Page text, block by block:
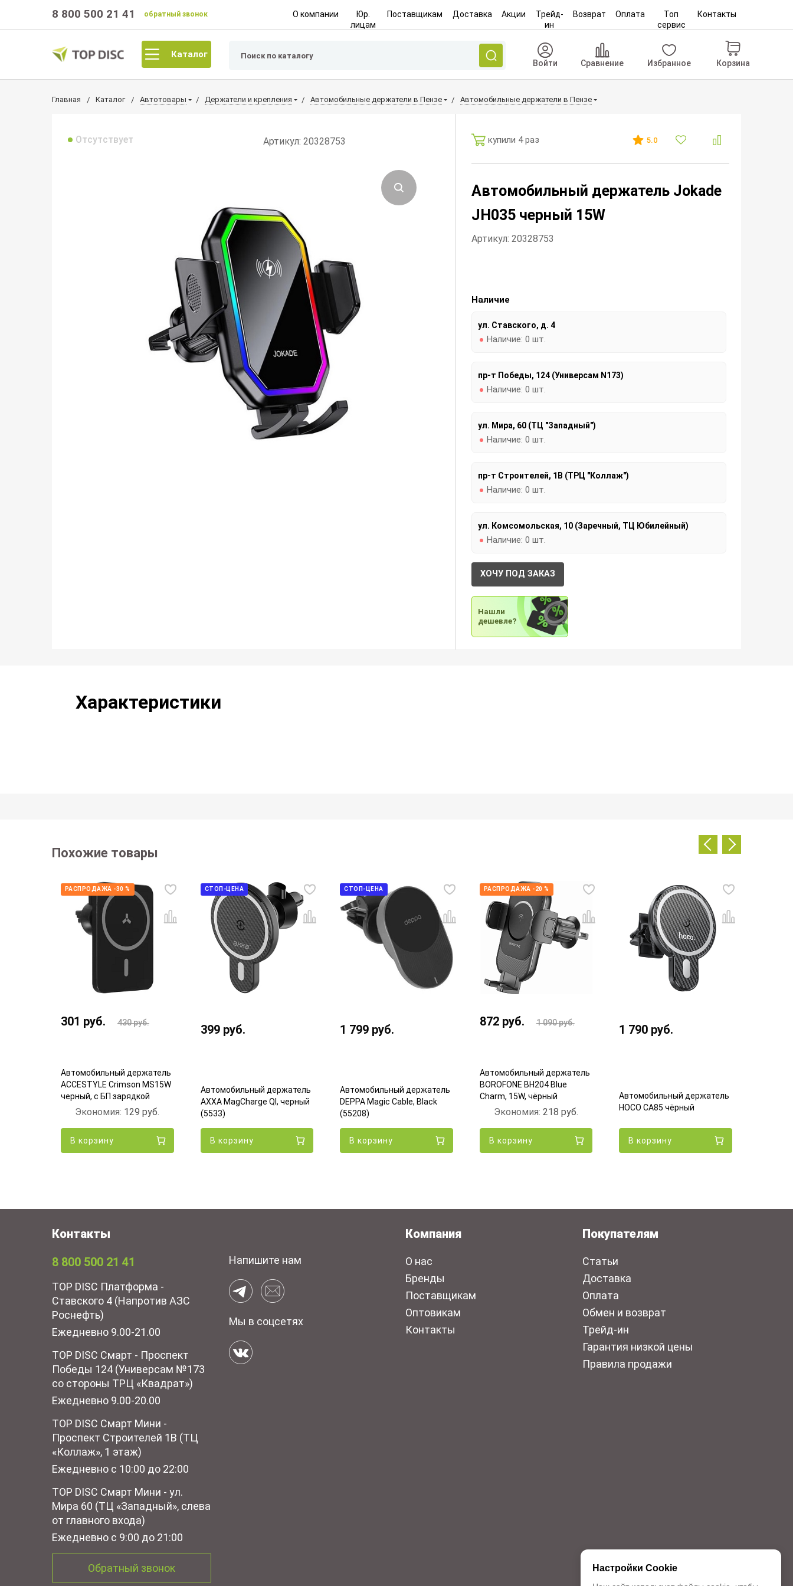
8 800 500 21 41 обратный звонок О компании
Юр.
лицам
Поставщикам Доставка Акции
Трейд-
ин
Возврат Оплата
Топ
сервис
Контакты
Каталог
Войти Сравнение Избранное Корзина
Главная Каталог Автотовары Держатели и крепления Автомобильные держатели в Пензе Автомобильные держатели в Пензе
Отсутствует Артикул: 20328753 купили 4 раз 5.0
Автомобильный держатель Jokade
JH035 черный 15W
Артикул: 20328753
Наличие
ул. Ставского, д. 4
Наличие: 0 шт.
пр-т Победы, 124 (Универсам N173)
Наличие: 0 шт.
ул. Мира, 60 (ТЦ "Западный")
Наличие: 0 шт.
пр-т Строителей, 1В (ТРЦ "Коллаж")
Наличие: 0 шт.
ул. Комсомольская, 10 (Заречный, ТЦ Юбилейный)
Наличие: 0 шт.
ХОЧУ ПОД ЗАКАЗ
Нашли
дешевле?
Характеристики
Похожие товары
РАСПРОДАЖА -30 %
301 руб. 430руб.
Автомобильный держатель
ACCESTYLE Crimson MS15W
черный, с БП зарядкой
Экономия: 129руб.
В корзину
СТОП-ЦЕНА
399 руб.
Автомобильный держатель
AXXA MagCharge QI, черный
(5533)
В корзину
СТОП-ЦЕНА
1 799 руб.
Автомобильный держатель
DEPPA Magic Cable, Black
(55208)
В корзину
РАСПРОДАЖА -20 %
872 руб. 1 090руб.
Автомобильный держатель
BOROFONE BH204 Blue
Charm, 15W, чёрный
Экономия:218руб.
В корзину
1 790 руб.
Автомобильный держатель
HOCO CA85 чёрный
В корзину
Контакты
8 800 500 21 41
TOP DISC Платформа -
Ставского 4 (Напротив АЗС
Роснефть)
Ежедневно 9.00-21.00
TOP DISC Смарт - Проспект
Победы 124 (Универсам №173
со стороны ТРЦ «Квадрат»)
Ежедневно 9.00-20.00
TOP DISC Смарт Мини -
Проспект Строителей 1В (ТЦ
«Коллаж», 1 этаж)
Ежедневно с 10:00 до 22:00
TOP DISC Смарт Мини - ул.
Мира 60 (ТЦ «Западный», слева
от главного входа)
Ежедневно с 9:00 до 21:00
Обратный звонок
Напишите нам
Мы в соцсетях
Компания
О нас
Бренды
Поставщикам
Оптовикам
Контакты
Покупателям
Статьи
Доставка
Оплата
Обмен и возврат
Трейд-ин
Гарантия низкой цены
Правила продажи
Настройки Cookie